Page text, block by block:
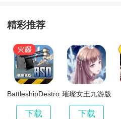
经营管理：玩家需要关注公
金，确保公司的正常运营。
训人才，提升公司的核心竞
精彩推荐
BattleshipDestroyerHMS
下载
璀璨女王九游版
下载